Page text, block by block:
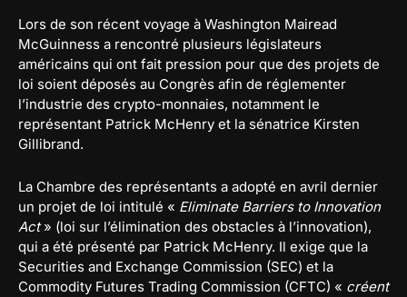
Lors de son récent voyage à Washington Mairead
McGuinness a rencontré plusieurs législateurs
américains qui ont fait pression pour que des projets de
loi soient déposés au Congrès afin de réglementer
l’industrie des crypto-monnaies, notamment le
représentant Patrick McHenry et la sénatrice Kirsten
Gillibrand.
La Chambre des représentants a adopté en avril dernier
un projet de loi intitulé « Eliminate Barriers to Innovation
Act» (loi sur l’élimination des obstacles à l’innovation),
qui a été présenté par Patrick McHenry. Il exige que la
Securities and Exchange Commission (SEC) et la
Commodity Futures Trading Commission (CFTC) « créent